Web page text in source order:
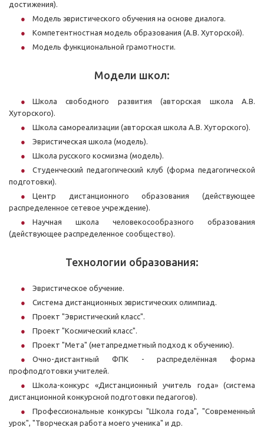
достижения).
Модель эвристического обучения на основе диалога.
Компетентностная модель образования (А.В. Хуторской).
Модель функциональной грамотности.
Модели школ:
Школа свободного развития (авторская школа А.В.
Хуторского).
Школа самореализации (авторская школа А.В. Хуторского).
Эвристическая школа (модель).
Школа русского космизма (модель).
Студенческий педагогический клуб (форма педагогической
подготовки).
Центр дистанционного образования (действующее
распределенное сетевое учреждение).
Научная школа человекосообразного образования
(действующее распределенное сообщество).
Технологии образования:
Эвристическое обучение.
Система дистанционных эвристических олимпиад.
Проект "Эвристический класс".
Проект "Космический класс".
Проект "Мета" (метапредметный подход к обучению).
Очно-дистантный ФПК - распределённая форма
профподготовки учителей.
Школа-конкурс «Дистанционный учитель года» (система
дистанционной конкурсной подготовки педагогов).
Профессиональные конкурсы "Школа года", "Современный
урок", "Творческая работа моего ученика" и др.